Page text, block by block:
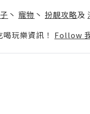
丶 寵物 丶 扮靚攻略及
玩樂資訊！ Follow